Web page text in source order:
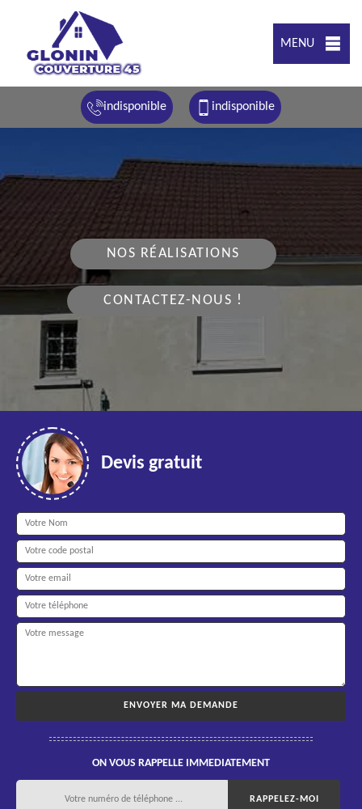
MENU
indisponible indisponible
NOS RÉALISATIONS
CONTACTEZ-NOUS !
Devis gratuit
ON VOUS RAPPELLE IMMEDIATEMENT